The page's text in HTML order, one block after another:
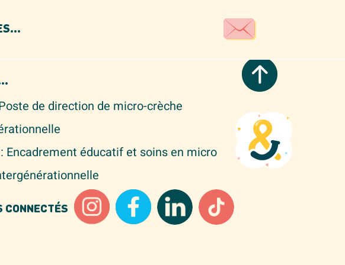
de direction de micro-crèche
Encadrement éducatif et soins en micro
CONNECTÉS